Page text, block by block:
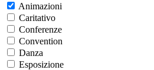
Animazioni
Caritativo
Conferenze
Convention
Danza
Esposizione